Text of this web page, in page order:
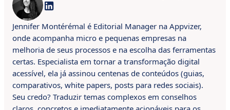
Jennifer Montérémal é Editorial Manager na Appvizer,
onde acompanha micro e pequenas empresas na
melhoria de seus processos e na escolha das ferramentas
certas. Especialista em tornar a transformação digital
acessível, ela já assinou centenas de conteúdos (guias,
comparativos, white papers, posts para redes sociais).
Seu credo? Traduzir temas complexos em conselhos